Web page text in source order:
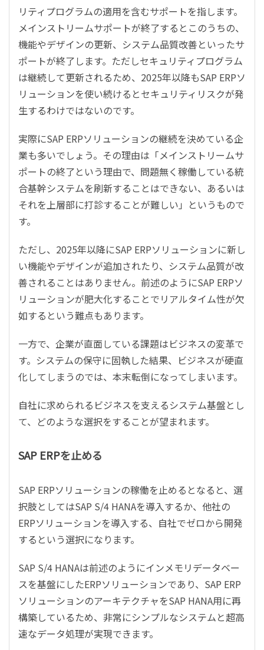
リティプログラムの適用を含むサポートを指します。
メインストリームサポートが終了するとこのうちの、
機能やデザインの更新、システム品質改善といったサ
ポートが終了します。ただしセキュリティプログラム
は継続して更新されるため、 2025年以降もSAP ERPソ
リューションを使い続けるとセキュリティリスクが発
生するわけではないのです。
実際にSAP ERPソリューションの継続を決めている企
業も多いでしょう。その理由は「メインストリームサ
ポートの終了という理由で、問題無く稼働している統
合基幹システムを刷新することはできない、あるいは
それを上層部に打診することが難しい」というもので
す。
ただし、 2025年以降にSAP ERPソリューションに新し
い機能やデザインが追加されたり、システム品質が改
善されることはありません。前述のようにSAP ERPソ
リューションが肥大化することでリアルタイム性が欠
如するという難点もあります。
一方で、企業が直面している課題はビジネスの変革で
す。システムの保守に固執した結果、ビジネスが硬直
化してしまうのでは、本末転倒になってしまいます。
自社に求められるビジネスを支えるシステム基盤とし
て、どのような選択をすることが望まれます。
SAP ERPを止める
SAP ERPソリューションの稼働を止めるとなると、選
択肢としてはSAP S/4 HANAを導入するか、他社の
ERPソリューションを導入する、自社でゼロから開発
するという選択になります。
SAP S/4 HANAは前述のようにインメモリデータベー
スを基盤にしたERPソリューションであり、 SAP ERP
ソリューションのアーキテクチャをSAP HANA用に再
構築しているため、非常にシンプルなシステムと超高
速なデータ処理が実現できます。